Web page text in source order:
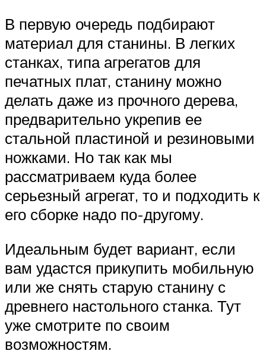
В первую очередь подбирают
материал для станины. В легких
станках, типа агрегатов для
печатных плат, станину можно
делать даже из прочного дерева,
предварительно укрепив ее
стальной пластиной и резиновыми
ножками. Но так как мы
рассматриваем куда более
серьезный агрегат, то и подходить к
его сборке надо по-другому.
Идеальным будет вариант, если
вам удастся прикупить мобильную
или же снять старую станину с
древнего настольного станка. Тут
уже смотрите по своим
возможностям.